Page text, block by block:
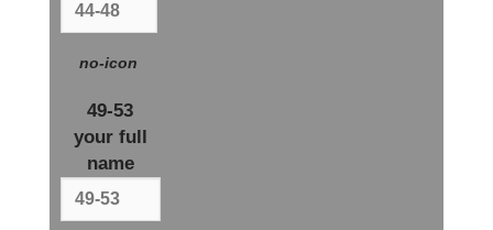
no-icon
49-53
your full
name